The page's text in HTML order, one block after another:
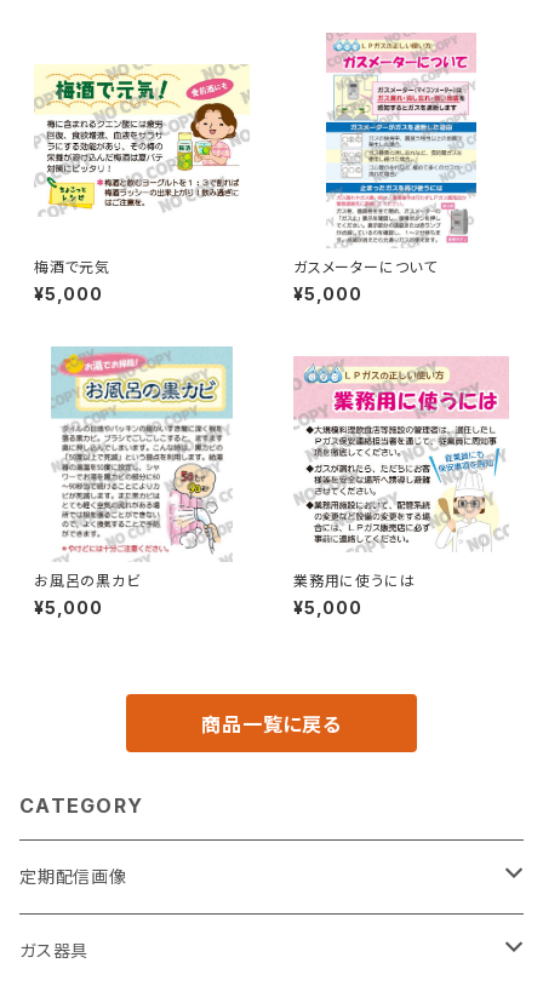
梅酒で元気
¥5,000
ガスメーターについて
¥5,000
お風呂の黒カビ
¥5,000
業務用に使うには
¥5,000
商品一覧に戻る
CATEGORY
定期配信画像
節約
ガス器具